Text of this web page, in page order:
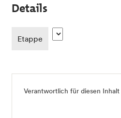
Details
Etappe
Verantwortlich für diesen Inhalt